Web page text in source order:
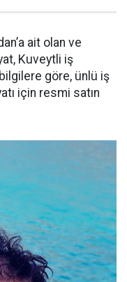
ait olan ve
Kuveytli iş
göre, ünlü iş
için resmi satın